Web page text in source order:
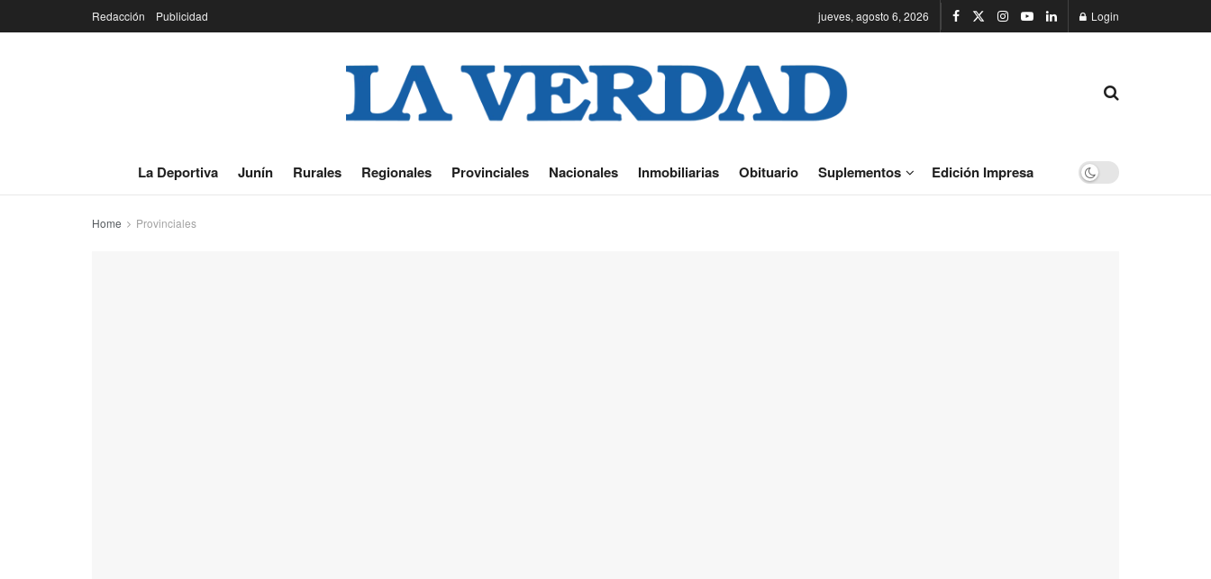
Redacción Publicidad jueves, agosto 6, 2026 Login
La Deportiva Junín Rurales Regionales Provinciales Nacionales Inmobiliarias Obituario Suplementos Edición Impresa
Home Provinciales